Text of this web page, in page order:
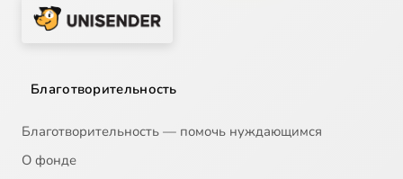
Благотворительность
Благотворительность — помочь нуждающимся
О фонде